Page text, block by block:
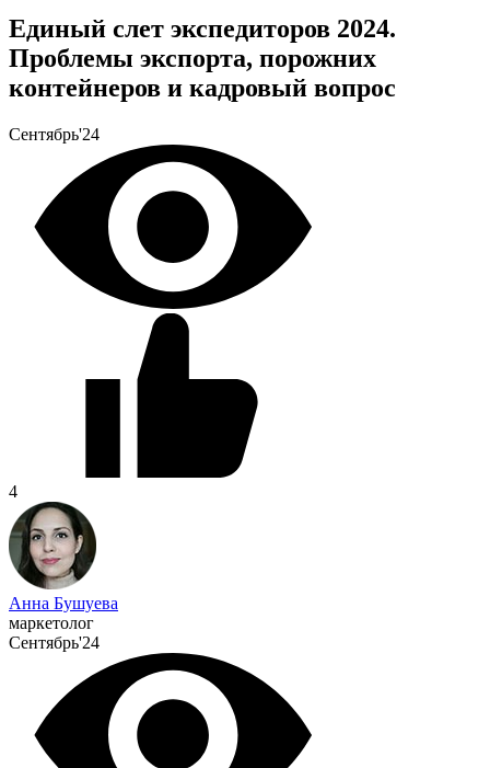
Единый слет экспедиторов 2024.
Проблемы экспорта, порожних
контейнеров и кадровый вопрос
Сентябрь'24
4
Анна Бушуева
маркетолог
Сентябрь'24